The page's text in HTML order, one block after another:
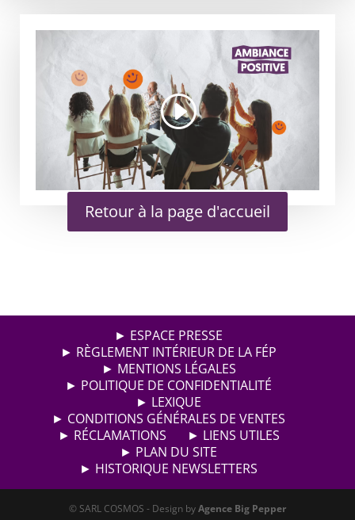
Retour à la page d'accueil
► ESPACE PRESSE
► RÈGLEMENT INTÉRIEUR DE LA FÉP
► MENTIONS LÉGALES
► POLITIQUE DE CONFIDENTIALITÉ
► LEXIQUE
► CONDITIONS GÉNÉRALES DE VENTES
► RÉCLAMATIONS
► LIENS UTILES
► PLAN DU SITE
► HISTORIQUE NEWSLETTERS
© SARL COSMOS - Design byAgence Big Pepper